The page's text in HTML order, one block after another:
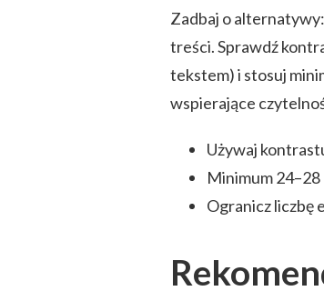
Zadbaj o
treści. Sprawdź
tekstem) i stosuj
wspierające
Używaj
Minimum
Ogranicz liczbę